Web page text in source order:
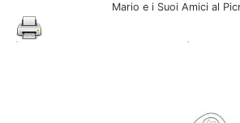
Mario e i Suoi Amici al